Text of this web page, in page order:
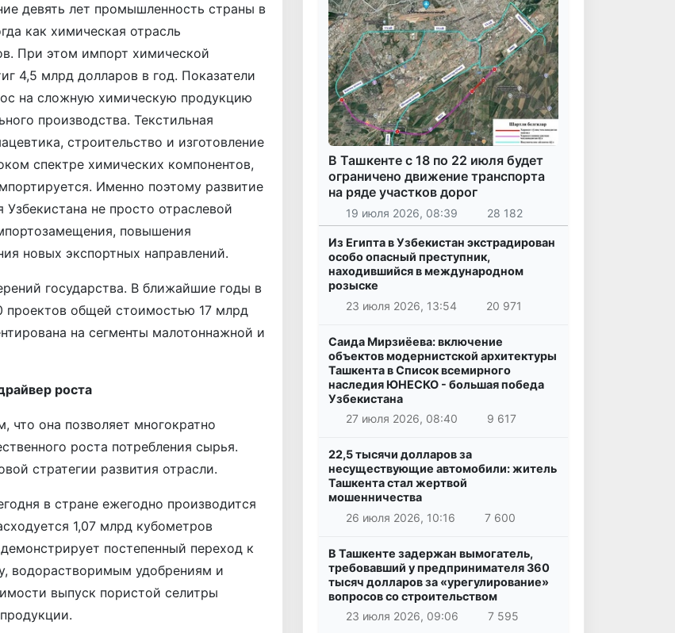
девять лет промышленность страны в
как химическая отрасль
При этом импорт химической
4,5 млрд долларов в год. Показатели
на сложную химическую продукцию
производства. Текстильная
строительство и изготовление
спектре химических компонентов,
Именно поэтому развитие
не просто отраслевой
повышения
новых экспортных направлений.
государства. В ближайшие годы в
проектов общей стоимостью 17 млрд
на сегменты малотоннажной и
роста
что она позволяет многократно
роста потребления сырья.
стратегии развития отрасли.
в стране ежегодно производится
1,07 млрд кубометров
постепенный переход к
водорастворимым удобрениям и
выпуск пористой селитры
В Ташкенте с 18 по 22 июля будет
ограничено движение транспорта
на ряде участков дорог
19 июля 2026, 08:39 28 182
Из Египта в Узбекистан экстрадирован
особо опасный преступник,
находившийся в международном
розыске
23 июля 2026, 13:54
20 971
Саида Мирзиёева: включение
объектов модернистской архитектуры
Ташкента в Список всемирного
наследия ЮНЕСКО - большая победа
Узбекистана
27 июля 2026, 08:40
9 617
22,5 тысячи долларов за
несуществующие автомобили: житель
Ташкента стал жертвой
мошенничества
26 июля 2026, 10:16
7 600
В Ташкенте задержан вымогатель,
требовавший у предпринимателя 360
тысяч долларов за «урегулирование»
вопросов со строительством
23 июля 2026, 09:06
7 595